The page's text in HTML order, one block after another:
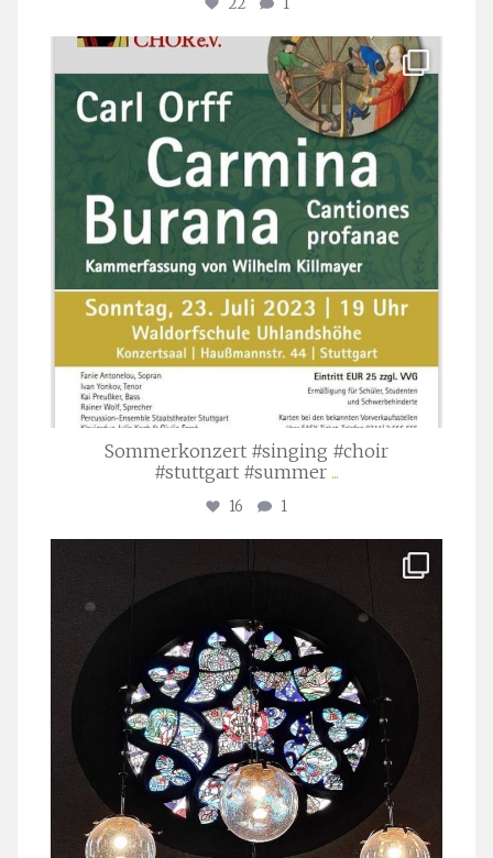
22 1
stuttgarter_oratorienchor
Juli 22
Sommerkonzert #singing #choir
#stuttgart #summer ...
16 1
Apr. 1